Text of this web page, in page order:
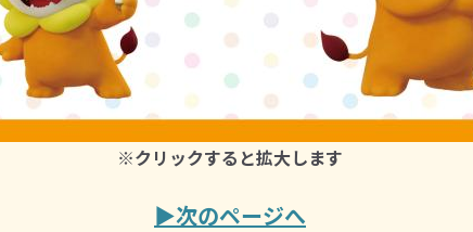
※クリックすると拡大します
▶次のページへ